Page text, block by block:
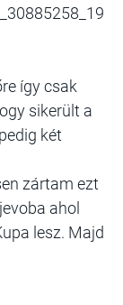
így csak
sikerült a
két
zártam ezt
ahol
lesz. Majd